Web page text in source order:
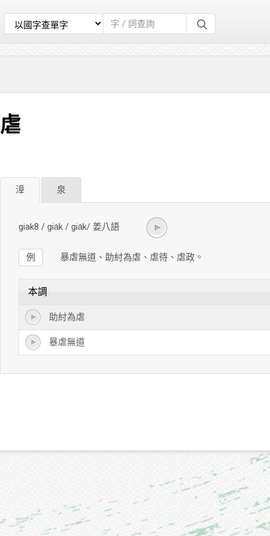
虐
漳 泉
giak8 / gia̍k / gia̍k/ 姜八語
暴虐無道、助紂為虐、虐待、虐政。
例
本調
助紂為虐
暴虐無道